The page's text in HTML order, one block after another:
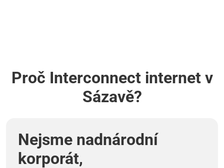
Proč Interconnect internet v
Sázavě?
Nejsme nadnárodní
korporát,